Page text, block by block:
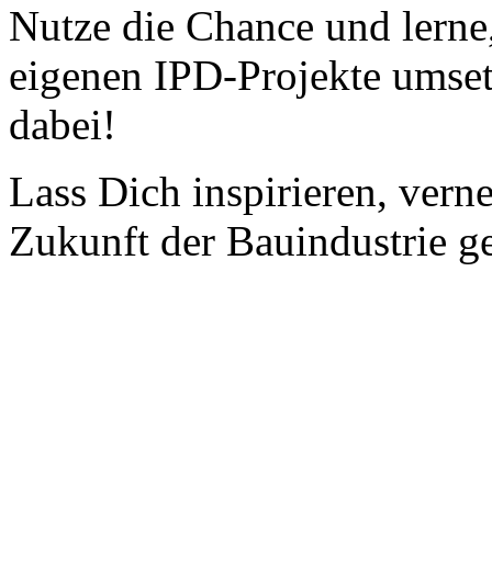
Nutze die Chance und
eigenen IPD-Projekte
dabei!
Lass Dich inspirieren,
Zukunft der Bauindustrie